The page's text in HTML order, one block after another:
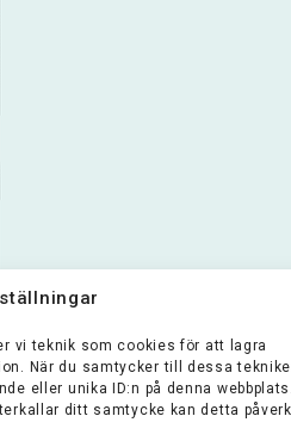
vi teknik som cookies för att lagra
När du samtycker till dessa
eller unika ID:n på denna webbplats.
ditt samtycke kan detta